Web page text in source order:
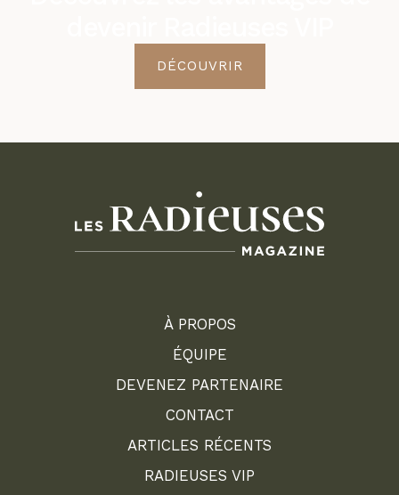
DÉCOUVRIR
À PROPOS
ÉQUIPE
DEVENEZ PARTENAIRE
CONTACT
ARTICLES RÉCENTS
RADIEUSES VIP